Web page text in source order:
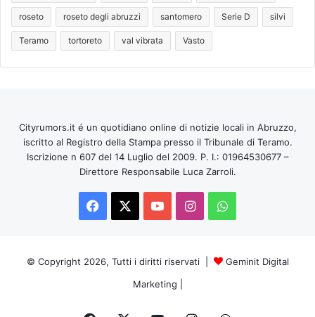
roseto roseto degli abruzzi santomero Serie D silvi
Teramo tortoreto val vibrata Vasto
Cityrumors.it é un quotidiano online di notizie locali in Abruzzo,
iscritto al Registro della Stampa presso il Tribunale di Teramo.
Iscrizione n 607 del 14 Luglio del 2009. P. I.: 01964530677 –
Direttore Responsabile Luca Zarroli.
Facebook
You InstagramWhatsApp
© Copyright 2026, Tutti i diritti riservati |
Geminit Digital
Marketing